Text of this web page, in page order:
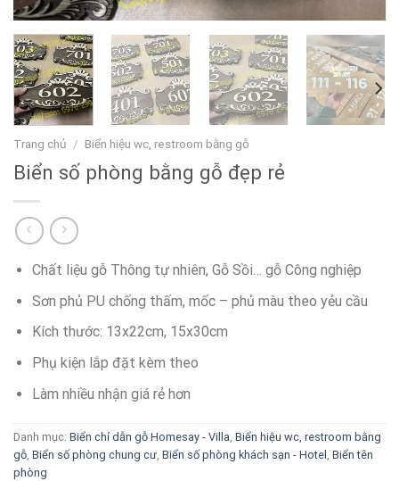
Trang chủ / Biển hiệu wc, restroom bằng gỗ
Biển số phòng bằng gỗ đẹp rẻ
Chất liệu gỗ Thông tự nhiên, Gỗ Sồi… gỗ Công nghiệp
Sơn phủ PU chống thấm, mốc – phủ màu theo yẻu cầu
Kích thước: 13x22cm, 15x30cm
Phụ kiện lắp đặt kèm theo
Làm nhiều nhận giá rẻ hơn
Danh mục: Biển chỉ dẫn gỗ Homesay - Villa, Biển hiệu wc, restroom bằng
gỗ, Biển số phòng chung cư, Biển số phòng khách sạn - Hotel , Biển tên
phòng